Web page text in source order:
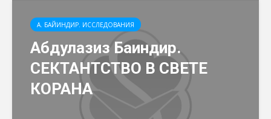
А. БАЙИНДИР. ИССЛЕДОВАНИЯ
Абдулазиз Баиндир.
СЕКТАНТСТВО В СВЕТЕ
КОРАНА